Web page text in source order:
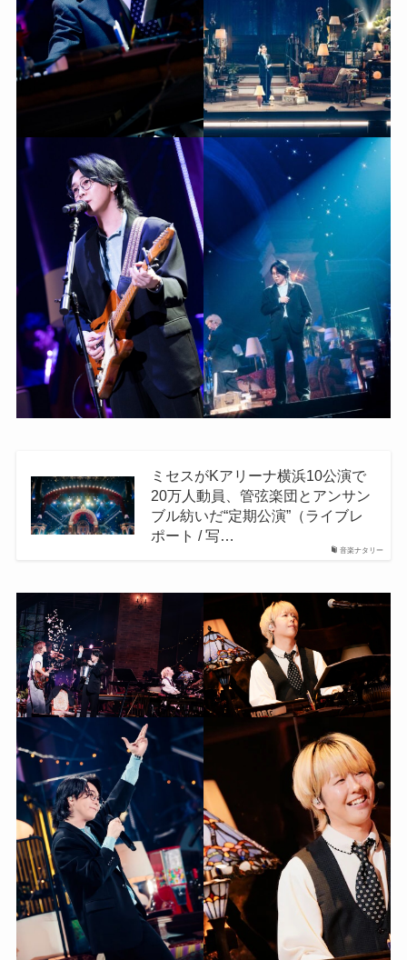
音楽ナタリー
ミセスがKアリーナ横浜10公演で
20万人動員、管弦楽団とアンサン
ブル紡いだ“定期公演”（ライブレ
ポート / 写…